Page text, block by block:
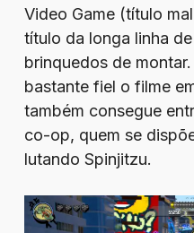
Video Game (título
título da longa linha
brinquedos de
bastante fiel o filme
também consegue
co-op, quem se
lutando Spinjitzu.